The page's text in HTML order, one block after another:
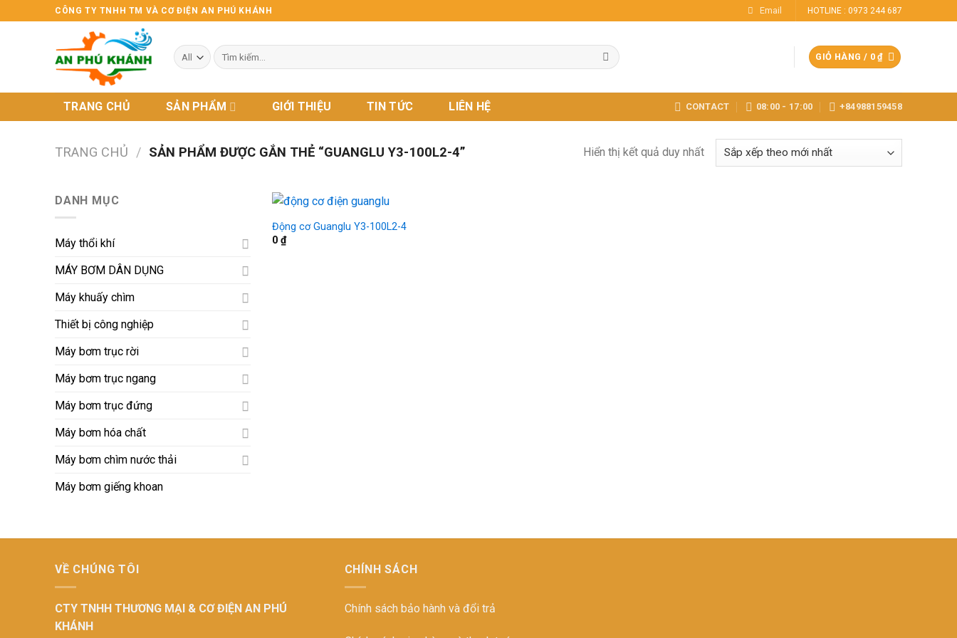
to
CÔNG TY TNHH TM VÀ CƠ ĐIỆN AN PHÚ KHÁNH Email HOTLINE : 0973 244 687
Tìm
kiếm:
GIỎ HÀNG / 0₫
TRANG CHỦ SẢN PHẨM GIỚI THIỆU TIN TỨC LIÊN HỆ CONTACT 08:00 - 17:00 +84988159458
TRANG CHỦ / SẢN PHẨM ĐƯỢC GẮN THẺ “GUANGLU Y3-100L2-4” Hiển thị kết quả duy nhất
DANH MỤC
Máy thổi khí
MÁY BƠM DÂN DỤNG
Máy khuấy chìm
Thiết bị công nghiệp
Máy bơm trục rời
Máy bơm trục ngang
Máy bơm trục đứng
Máy bơm hóa chất
Máy bơm chìm nước thải
Máy bơm giếng khoan
Động cơ Guanglu Y3-100L2-4
0 ₫
VỀ CHÚNG TÔI
CTY TNHH THƯƠNG MẠI & CƠ ĐIỆN AN PHÚ
KHÁNH
CHÍNH SÁCH
Chính sách bảo hành và đổi trả